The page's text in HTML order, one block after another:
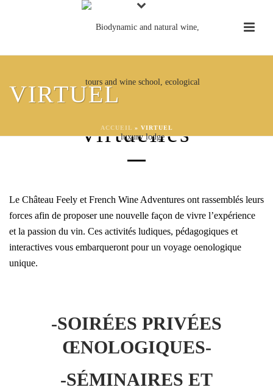
VIRTUEL
ACCUEIL » VIRTUEL
Expériences du vin
virtuelles
Le Château Feely et French Wine Adventures ont rassemblés leurs
forces afin de proposer une nouvelle façon de vivre l’expérience
et la passion du vin. Ces activités ludiques, pédagogiques et
interactives vous embarqueront pour un voyage oenologique
unique.
-SOIRÉES PRIVÉES
ŒNOLOGIQUES-
-SÉMINAIRES ET